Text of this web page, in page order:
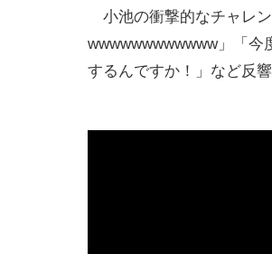
小池の衝撃的なチャレ
wwwwwwwwwwww」「
するんですか！」など反